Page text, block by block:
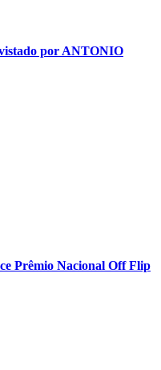
por ANTONIO
Prêmio Nacional Off Flip